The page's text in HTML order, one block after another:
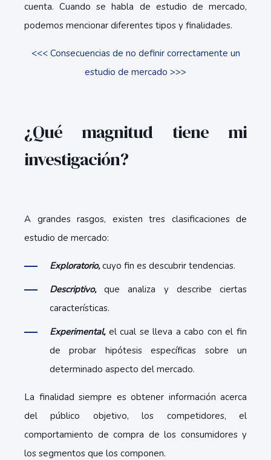
cuenta. Cuando se habla de estudio de mercado,
podemos mencionar diferentes tipos y finalidades.
<<< Consecuencias de no definir correctamente un
estudio de mercado >>>
¿Qué magnitud tiene mi
investigación?
A grandes rasgos, existen tres clasificaciones de
estudio de mercado:
Exploratorio,cuyo fin es descubrir tendencias.
Descriptivo,que analiza y describe ciertas
características.
Experimental,el cual se lleva a cabo con el fin
de probar hipótesis específicas sobre un
determinado aspecto del mercado.
La finalidad siempre es obtener información acerca
del público objetivo, los competidores, el
comportamiento de compra de los consumidores y
los segmentos que los componen.